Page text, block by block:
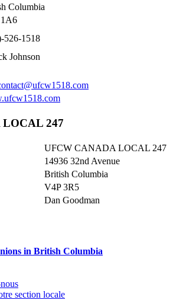
Columbia
526-1518
Johnson
247
UFCW CANADA LOCAL 247
14936 32nd Avenue
British Columbia
V4P 3R5
Dan Goodman
in British Columbia
section locale